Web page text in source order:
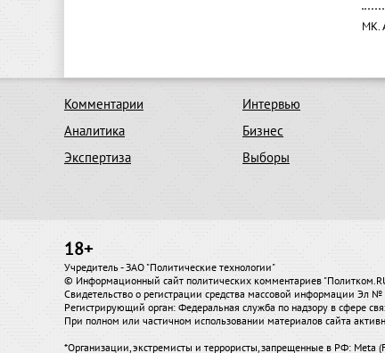
МК.
Комментарии
Аналитика
Экспертиза
Интервью
Бизнес
Выборы
18+
Учредитель - ЗАО "Политические технологии"
© Информационный сайт политических комментариев
Свидетельство о регистрации средства массовой информации Эл
Регистрирующий орган: Федеральная служба по надзору в сфере
При полном или частичном использовании материалов сайта
*Организации, экстремисты и террористы, запрещенные в РФ: Meta